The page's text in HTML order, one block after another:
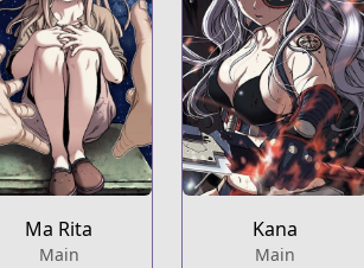
Kana
Main
Ma Rita
Main